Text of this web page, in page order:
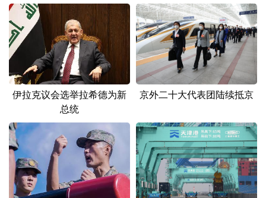
伊拉克议会选举拉希德为新
总统
京外二十大代表团陆续抵京